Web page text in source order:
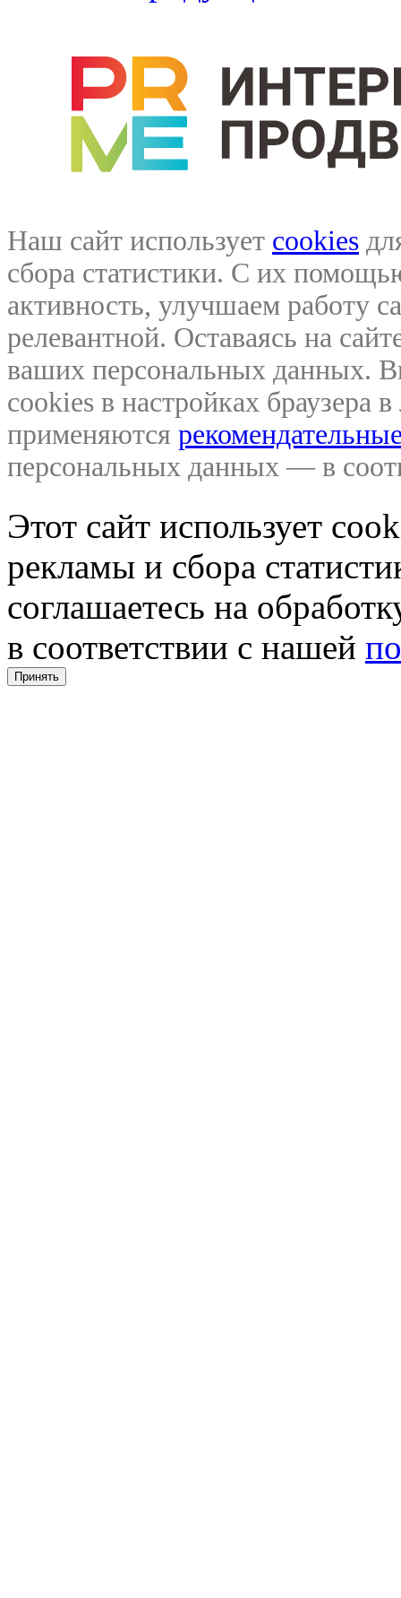
Наш сайт использует cookies
сбора статистики. С их
активность, улучшаем работу
релевантной. Оставаясь на
ваших персональных данных.
cookies в настройках браузера
применяются
персональных данных — в
Этот сайт использует
рекламы и сбора
соглашаетесь на
в соответствии с нашей
Принять